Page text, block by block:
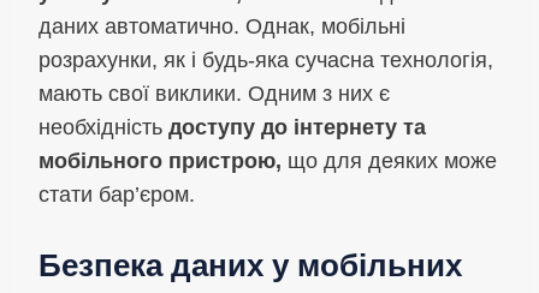
даних автоматично. Однак, мобільні
розрахунки, як і будь-яка сучасна технологія,
мають свої виклики. Одним з них є
необхідність доступу до інтернету та
мобільного пристрою, що для деяких може
стати бар’єром.
Безпека даних у мобільних